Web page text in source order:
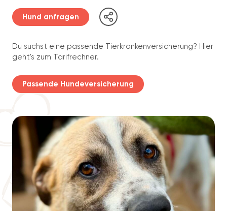
Hund anfragen
Du suchst eine passende Tierkrankenversicherung? Hier
geht's zum Tarifrechner.
Passende Hundeversicherung